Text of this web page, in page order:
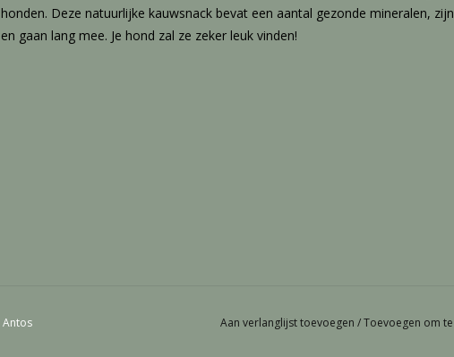
honden. Deze natuurlijke kauwsnack bevat een aantal gezonde mineralen,
en gaan lang mee. Je hond zal ze zeker leuk vinden!
Antos Aan verlanglijst toevoegen /Toevoegen om